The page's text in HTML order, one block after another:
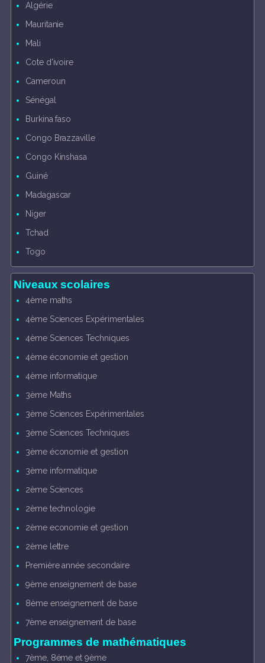
Algérie
Mauritanie
Mali
Cote d'ivoire
Cameroun
Sénégal
Burkina faso
Congo Brazzaville
Congo Kinshasa
Guiné
Madagascar
Niger
Tchad
Togo
Niveaux scolaires
4ème maths
4ème Sciences Expérimentales
4ème Sciences Techniques
4ème économie et gestion
4ème informatique
3ème Maths
3ème Sciences Expérimentales
3ème Sciences Techniques
3ème économie et gestion
3ème informatique
2ème Sciences
2ème technologie
2ème economie et gestion
2ème lettre
Première année secondaire
9ème enseignement de base
8ème enseignement de base
7ème enseignement de base
Programmes de mathématiques
7ème, 8éme et 9ème